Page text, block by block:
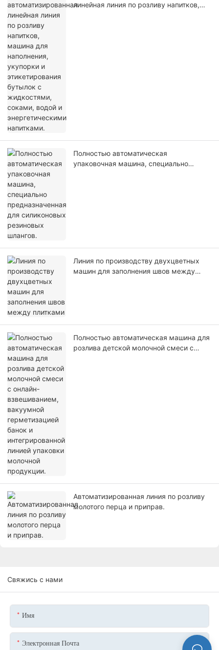
линейная линия по розливу напитков,
Полностью автоматическая
упаковочная машина, специально
Линия по производству двухцветных
машин для заполнения швов между
Полностью автоматическая машина для
розлива детской молочной смеси с
Автоматизированная линия по розливу
молотого перца и приправ.
Свяжись с нами
Имя
Электронная Почта